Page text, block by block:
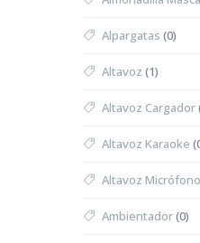
Alpargatas (0)
Altavoz (1)
Altavoz Cargador
Altavoz Karaoke
Altavoz Micrófono
Ambientador(0)